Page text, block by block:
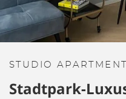
STUDIO
Stadtpark-